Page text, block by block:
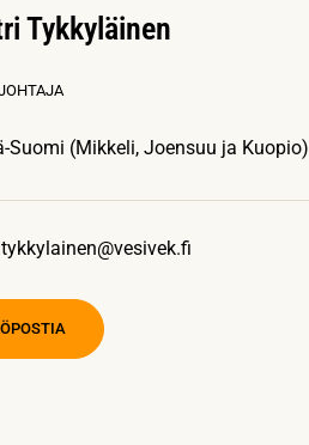
Tykkyläinen
Suomi (Mikkeli, Joensuu ja Kuopio)